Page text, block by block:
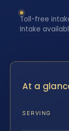
Toll-free
Intake
At a
SERVING